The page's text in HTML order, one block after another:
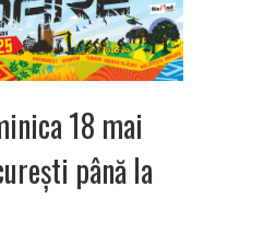
18 mai
până la